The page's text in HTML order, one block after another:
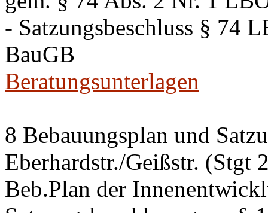
- Satzungsbeschluss § 74
BauGB
Beratungsunterlagen
8 Bebauungsplan und
Eberhardstr./Geißstr. (Stgt
Beb.Plan der